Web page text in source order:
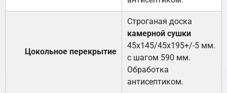
Цокольное перекрытие
Строганая доска
камерной сушки
45х145/45х195+/-5 мм.
с шагом 590 мм.
Обработка
антисептиком.